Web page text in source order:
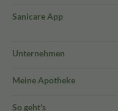
Sanicare App
Unternehmen
Meine Apotheke
So geht's